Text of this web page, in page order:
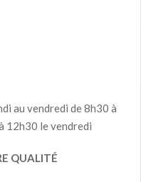
au vendredi de 8h30 à
12h30 le vendredi
QUALITÉ